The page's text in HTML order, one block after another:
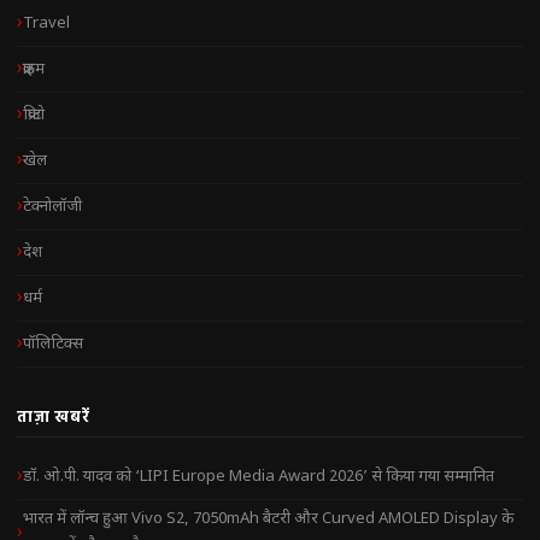
Travel
क्राइम
क्रिप्टो
खेल
टेक्नोलॉजी
देश
धर्म
पॉलिटिक्स
ताज़ा खबरें
डॉ. ओ.पी. यादव को ‘LIPI Europe Media Award 2026’ से किया गया सम्मानित
भारत में लॉन्च हुआ Vivo S2, 7050mAh बैटरी और Curved AMOLED Display के